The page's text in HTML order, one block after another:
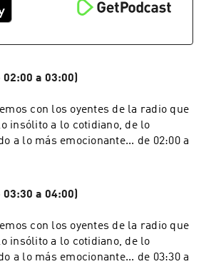
a 03:00)
con los oyentes de la radio que
insólito a lo cotidiano, de lo
a lo más emocionante... de 02:00 a
a 04:00)
con los oyentes de la radio que
insólito a lo cotidiano, de lo
a lo más emocionante... de 03:30 a